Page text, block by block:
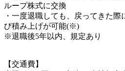
ループ株式に交換
・一度退職しても、戻ってきた
び積み上げが可能(※)
※退職後5年以内、規定あり
【交通費】